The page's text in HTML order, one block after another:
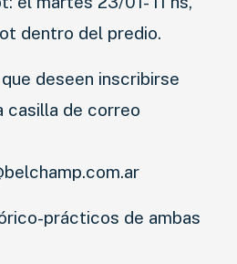
dentro del predio.
deseen inscribirse
casilla de correo
prácticos de ambas